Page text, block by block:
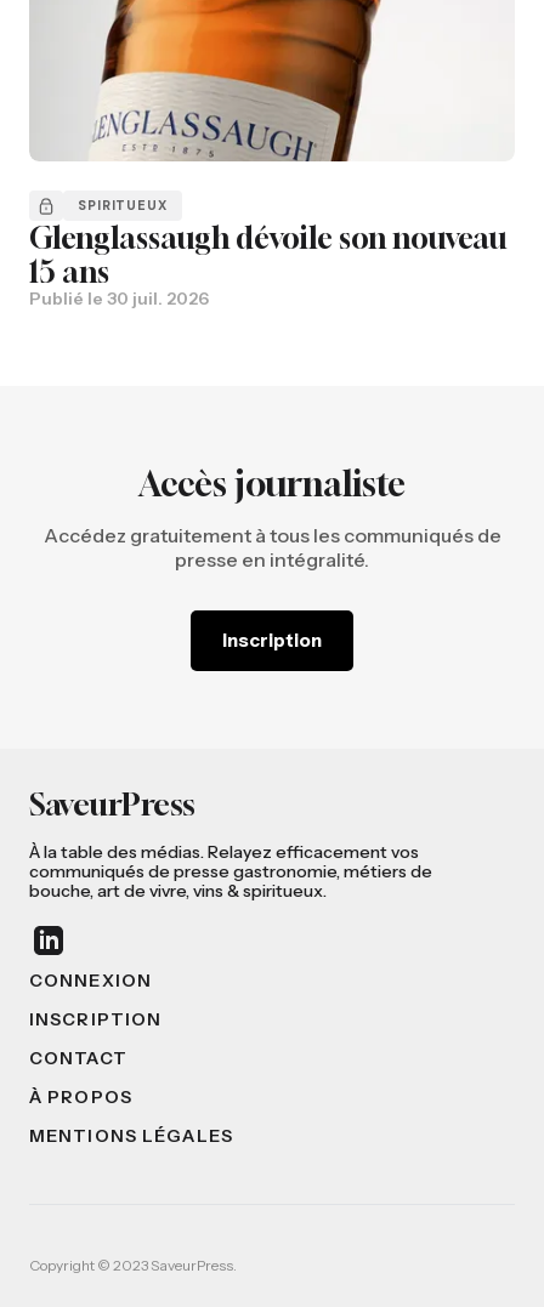
SPIRITUEUX
Glenglassaugh dévoile son nouveau
15 ans
Publié le 30 juil. 2026
Accès journaliste
Accédez gratuitement à tous les communiqués de
presse en intégralité.
Inscription
SaveurPress
À la table des médias. Relayez efficacement vos
communiqués de presse gastronomie, métiers de
bouche, art de vivre, vins & spiritueux.
CONNEXION
INSCRIPTION
CONTACT
À PROPOS
MENTIONS LÉGALES
Copyright © 2023 SaveurPress.